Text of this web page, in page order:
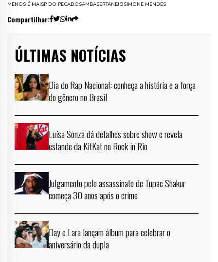
MENOS É MAISP DO PECADOSAMBASERTANEJOSIMONE MENDES
Compartilhar:
ÚLTIMAS NOTÍCIAS
Dia do Rap Nacional: conheça a história e a força
do gênero no Brasil
Luísa Sonza dá detalhes sobre show e revela
estande da KitKat no Rock in Rio
Julgamento pelo assassinato de Tupac Shakur
começa 30 anos após o crime
Day e Lara lançam álbum para celebrar o
aniversário da dupla